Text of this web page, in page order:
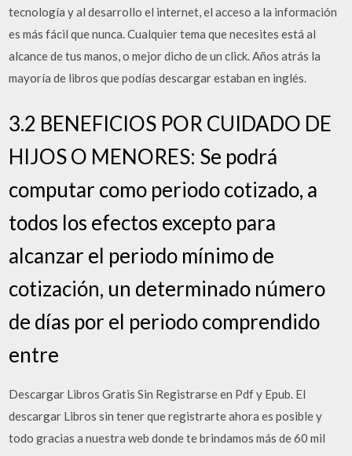
tecnología y al desarrollo el internet, el acceso a la información
es más fácil que nunca. Cualquier tema que necesites está al
alcance de tus manos, o mejor dicho de un click. Años atrás la
mayoría de libros que podías descargar estaban en inglés.
3.2 BENEFICIOS POR CUIDADO DE
HIJOS O MENORES: Se podrá
computar como periodo cotizado, a
todos los efectos excepto para
alcanzar el periodo mínimo de
cotización, un determinado número
de días por el periodo comprendido
entre
Descargar Libros Gratis Sin Registrarse en Pdf y Epub. El
descargar Libros sin tener que registrarte ahora es posible y
todo gracias a nuestra web donde te brindamos más de 60 mil